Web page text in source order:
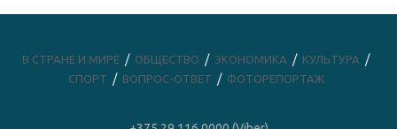
В СТРАНЕ И МИРЕ ОБЩЕСТВО ЭКОНОМИКА
КУЛЬТУРА
СПОРТ
ВОПРОС-ОТВЕТ ФОТОРЕПОРТАЖ